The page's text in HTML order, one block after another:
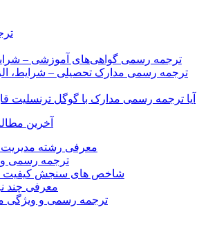
ترجمه رسمی گواهی‌های آموزشی – شرایط
ترجمه رسمی مدارک تحصیلی – شرایط،
آیا ترجمه رسمی مدارک با گوگل ترنسلیت
آخرین
معرفی رشته مدیریت
ترجمه رسمی و
شاخص های سنجش کیفیت
معرفی چند
ترجمه رسمی و ویژگی